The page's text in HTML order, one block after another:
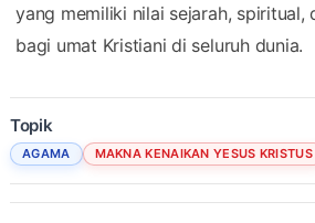
yang memiliki nilai sejarah, spiritual,
bagi umat Kristiani di seluruh dunia.
Topik
AGAMA MAKNA KENAIKAN YESUS KRISTUS